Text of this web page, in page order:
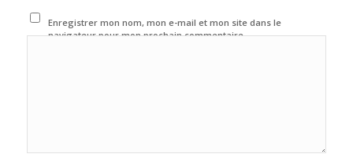
Enregistrer mon nom, mon e-mail et mon site dans le
navigateur pour mon prochain commentaire.